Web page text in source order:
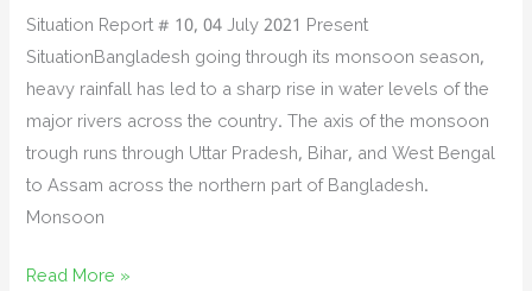
stronger
and
to
Situation Report # 10, 04 July 2021 Present
SituationBangladesh going through its monsoon season,
heavy rainfall has led to a sharp rise in water levels of the
major rivers across the country. The axis of the monsoon
trough runs through Uttar Pradesh, Bihar, and West Bengal
to Assam across the northern part of Bangladesh.
Monsoon
Major
Read More »